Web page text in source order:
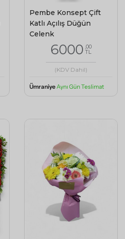
Pembe Konsept Çift
Katlı Açılış Düğün
Çelenk
6000 ,00
TL
(KDV Dahil)
ÜmraniyeAynı Gün Teslimat